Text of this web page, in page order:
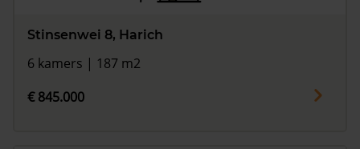
Stinsenwei 8, Harich
6 kamers | 187 m2
€ 845.000